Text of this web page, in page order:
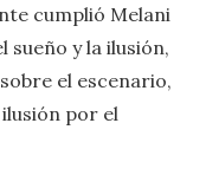
cumplió Melani
sueño y la ilusión,
el escenario,
por el